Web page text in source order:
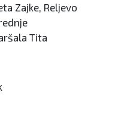
Zajke, Reljevo
Tita